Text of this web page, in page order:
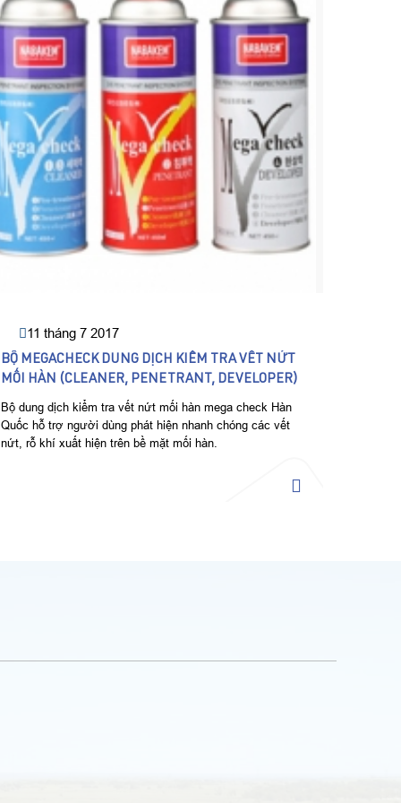
11 tháng 7 2017
BỘ MEGACHECK DUNG DỊCH KIỂM TRA VẾT NỨT
MỐI HÀN (CLEANER, PENETRANT, DEVELOPER)
Bộ dung dịch kiểm tra vết nứt mối hàn mega check Hàn
Quốc hỗ trợ người dùng phát hiện nhanh chóng các vết
nứt, rỗ khí xuất hiện trên bề mặt mối hàn.